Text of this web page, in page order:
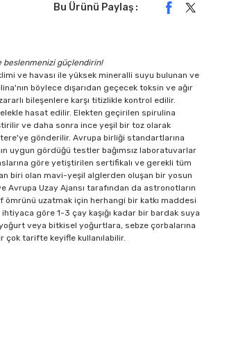
Bu Ürünü Paylaş :
beslenmenizi güçlendirin!
ve havası ile yüksek mineralli suyu bulunan ve
böylece dışarıdan geçecek toksin ve ağır
bileşenlere karşı titizlikle kontrol edilir.
hasat edilir. Elekten geçirilen spirulina
ve daha sonra ince yeşil bir toz olarak
gönderilir. Avrupa birliği standartlarına
uygun gördüğü testler bağımsız laboratuvarlar
göre yetiştirilen sertifikalı ve gerekli tüm
biri olan mavi-yeşil alglerden oluşan bir yosun
Avrupa Uzay Ajansı tarafından da astronotların
ömrünü uzatmak için herhangi bir katkı maddesi
göre 1-3 çay kaşığı kadar bir bardak suya
veya bitkisel yoğurtlara, sebze çorbalarına
çok tarifte keyifle kullanılabilir.